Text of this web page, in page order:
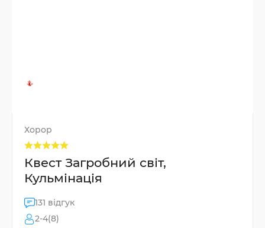
Хорор
Квест Загробний світ,
Кульмінація
131 відгук
2-4(8)